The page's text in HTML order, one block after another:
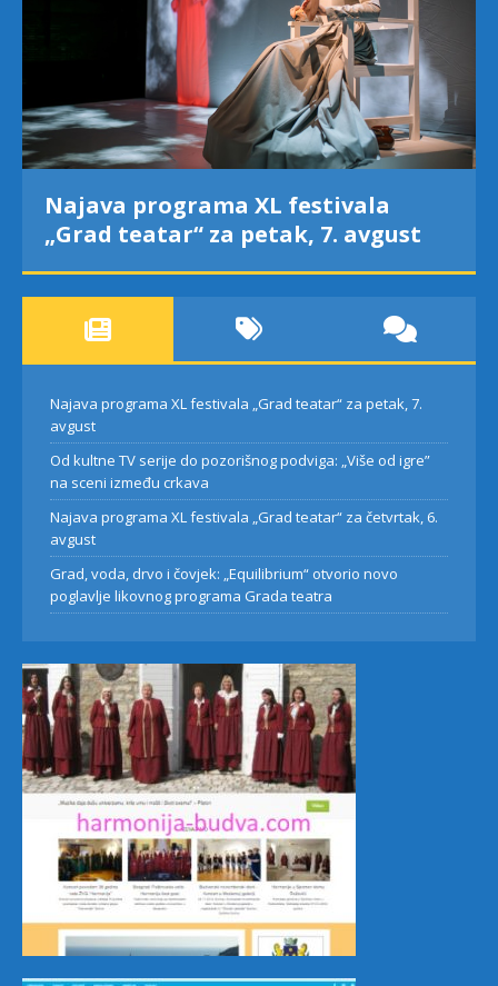
Najava programa XL festivala
„Grad teatar“ za petak, 7. avgust
Najava programa XL festivala „Grad teatar“ za petak, 7.
avgust
Od kultne TV serije do pozorišnog podviga: „Više od igre”
na sceni između crkava
Najava programa XL festivala „Grad teatar“ za četvrtak, 6.
avgust
Grad, voda, drvo i čovjek: „Equilibrium“ otvorio novo
poglavlje likovnog programa Grada teatra